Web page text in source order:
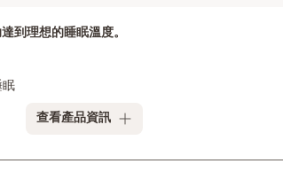
到理想的睡眠溫度。
眠
查看產品資訊